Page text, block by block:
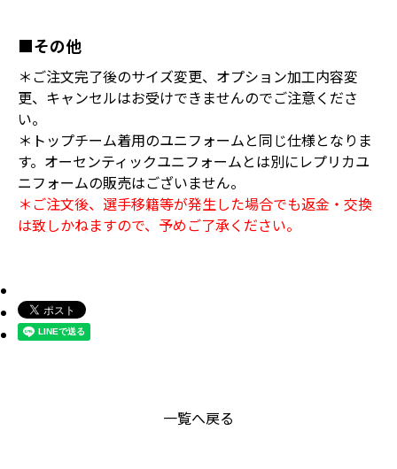
■その他
＊ご注文完了後のサイズ変更、オプション加工内容変
更、キャンセルはお受けできませんのでご注意くださ
い。
＊トップチーム着用のユニフォームと同じ仕様となりま
す。オーセンティックユニフォームとは別にレプリカユ
ニフォームの販売はございません。
＊ご注文後、選手移籍等が発生した場合でも返金・交換
は致しかねますので、予めご了承ください。
一覧へ戻る